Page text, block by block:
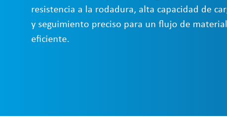
resistencia a la rodadura, alta capacidad de
y seguimiento preciso para un flujo de
eficiente.